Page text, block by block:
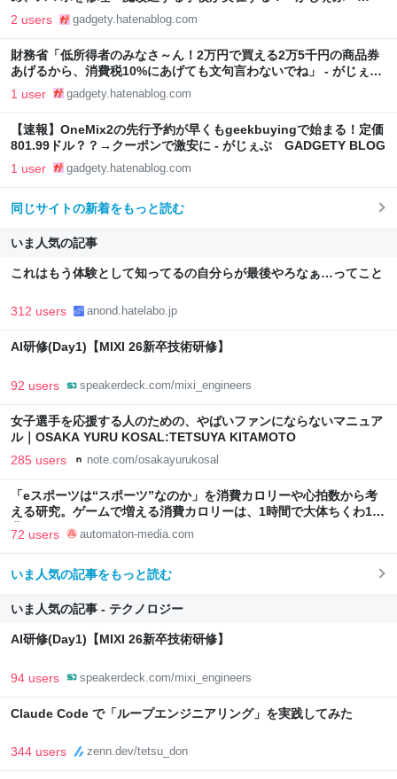
GADGETY BLOG
2 users gadgety.hatenablog.com
財務省「低所得者のみなさ～ん！2万円で買える2万5千円の商品券
あげるから、消費税10%にあげても文句言わないでね」 - がじぇ
ぶ GADGETY BLOG
1 user gadgety.hatenablog.com
【速報】OneMix2の先行予約が早くもgeekbuyingで始まる！定価
801.99ドル？？→クーポンで激安に - がじぇぶ GADGETY BLOG
1 user gadgety.hatenablog.com
同じサイトの新着をもっと読む
いま人気の記事
これはもう体験として知ってるの自分らが最後やろなぁ…ってこと
312 users anond.hatelabo.jp
AI研修(Day1)【MIXI 26新卒技術研修】
92 users speakerdeck.com/mixi_engineers
女子選手を応援する人のための、やばいファンにならないマニュア
ル｜OSAKA YURU KOSAL:TETSUYA KITAMOTO
285 users note.com/osakayurukosal
「eスポーツは“スポーツ”なのか」を消費カロリーや心拍数から考
える研究。ゲームで増える消費カロリーは、1時間で大体ちくわ1本
分 - AUTOMATON
72 users automaton-media.com
いま人気の記事をもっと読む
いま人気の記事 - テクノロジー
AI研修(Day1)【MIXI 26新卒技術研修】
94 users speakerdeck.com/mixi_engineers
Claude Code で「ループエンジニアリング」を実践してみた
344 users zenn.dev/tetsu_don